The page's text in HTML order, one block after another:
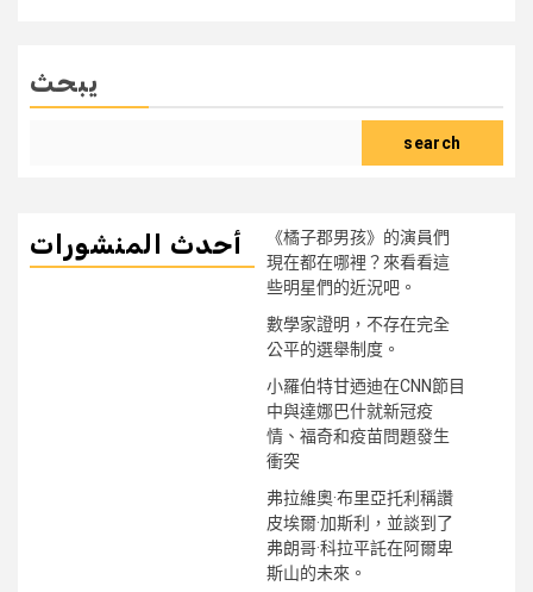
يبحث
search
أحدث المنشورات
《橘子郡男孩》的演員們
現在都在哪裡？來看看這
些明星們的近況吧。
數學家證明，不存在完全
公平的選舉制度。
小羅伯特甘迺迪在CNN節目
中與達娜巴什就新冠疫
情、福奇和疫苗問題發生
衝突
弗拉維奧·布里亞托利稱讚
皮埃爾·加斯利，並談到了
弗朗哥·科拉平託在阿爾卑
斯山的未來。